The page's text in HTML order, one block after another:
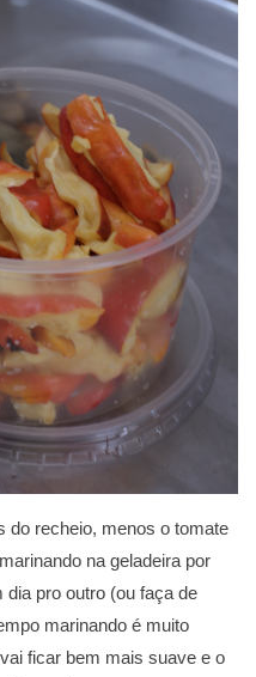
do recheio, menos o tomate
na geladeira por
pro outro (ou faça de
marinando é muito
ficar bem mais suave e o